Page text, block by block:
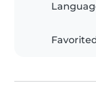
Favorited